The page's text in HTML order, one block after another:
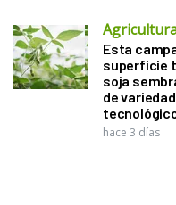
Esta
superficie
soja
de
hace 3 días